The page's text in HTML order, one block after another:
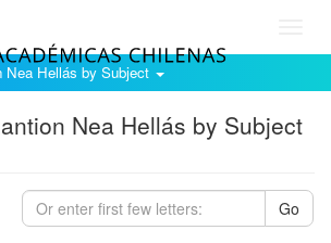
Nea Hellás by Subject
Nea Hellás by Subject
Go